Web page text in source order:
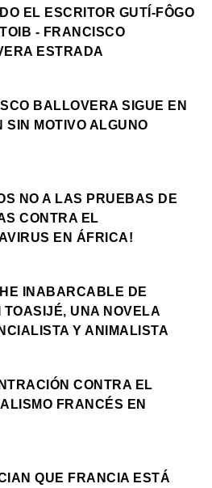
EL ESCRITOR GUTÍ-FÔGO
- FRANCISCO
ESTRADA
BALLOVERA SIGUE EN
SIN MOTIVO ALGUNO
NO A LAS PRUEBAS DE
CONTRA EL
EN ÁFRICA!
INABARCABLE DE
TOASIJÉ, UNA NOVELA
Y ANIMALISTA
CONTRA EL
FRANCÉS EN
QUE FRANCIA ESTÁ